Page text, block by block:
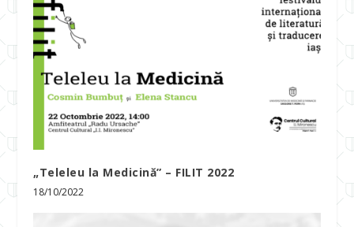
„Teleleu la Medicină” – FILIT 2022
18/10/2022